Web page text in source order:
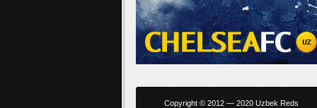
Copyright © 2012 — 2020 Uzbek Reds